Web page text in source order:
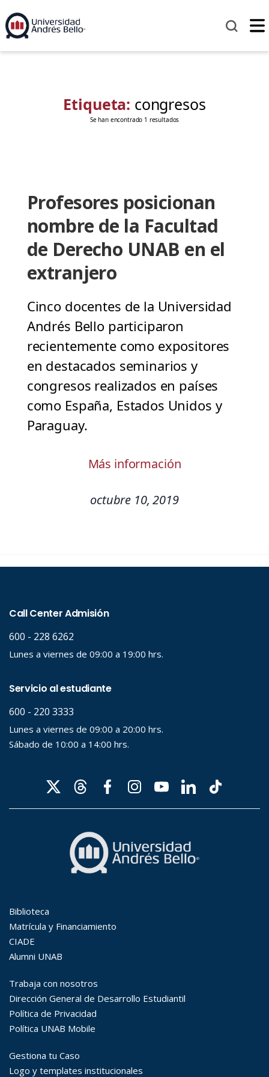
Etiqueta: congresos
Se han encontrado 1 resultados
Profesores posicionan
nombre de la Facultad
de Derecho UNAB en el
extranjero
Cinco docentes de la Universidad
Andrés Bello participaron
recientemente como expositores
en destacados seminarios y
congresos realizados en países
como España, Estados Unidos y
Paraguay.
Más información
octubre 10, 2019